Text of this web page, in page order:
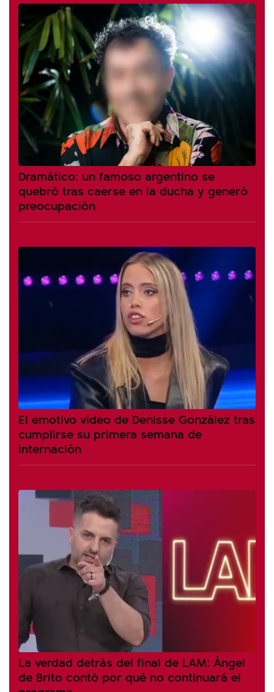
Dramático: un famoso argentino se
quebró tras caerse en la ducha y generó
preocupación
El emotivo video de Denisse González tras
cumplirse su primera semana de
internación
La verdad detrás del final de LAM: Ángel
de Brito contó por qué no continuará el